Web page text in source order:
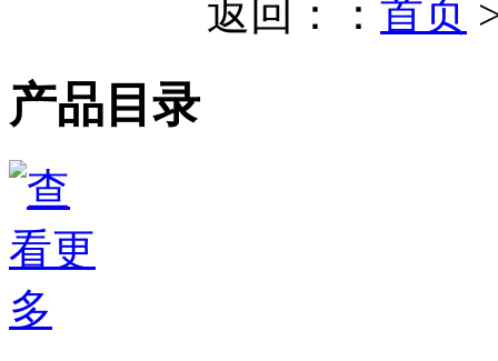
返回：： 首页
产品目录